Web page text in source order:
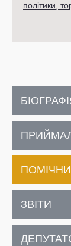
політики,
ЗВІТИ